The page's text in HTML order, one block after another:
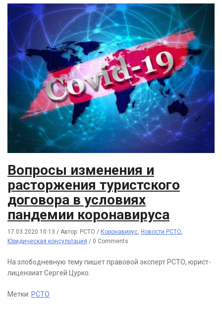
Вопросы изменения и
расторжения туристского
договора в условиях
пандемии коронавируса
17.03.2020 10:13 / Автор: РСТО / Коронавирус, Новости РСТО,
Юридическая консультация / 0 Comments
На злободневную тему пишет правовой эксперт РСТО, юрист-
лицензиат Сергей Цурко.
Метки: РСТО